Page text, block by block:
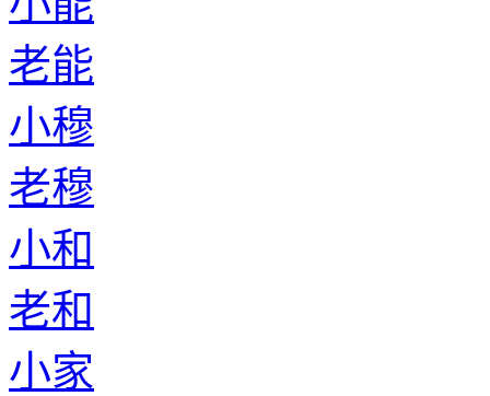
老能
小穆
老穆
小和
老和
小家